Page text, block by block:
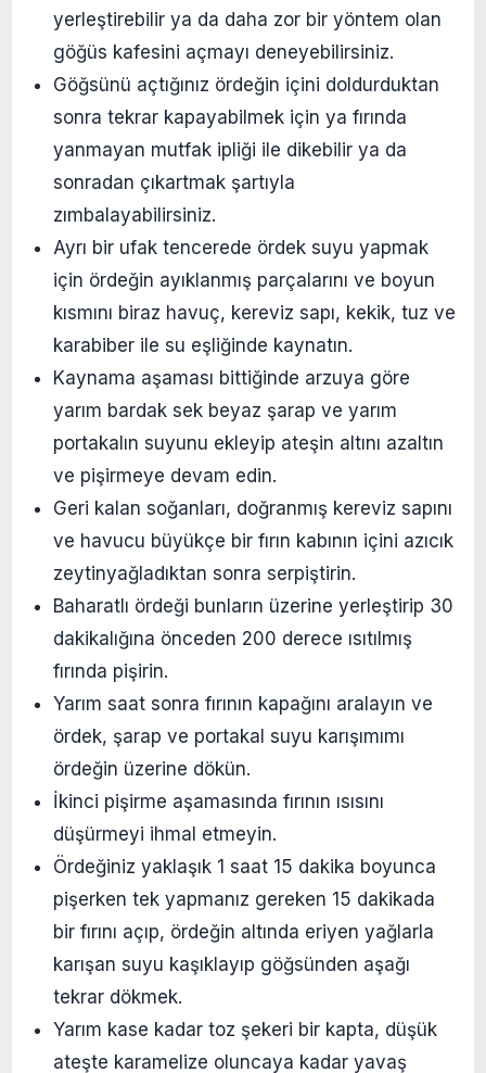
yerleştirebilir ya da daha zor bir yöntem olan
göğüs kafesini açmayı deneyebilirsiniz.
Göğsünü açtığınız ördeğin içini doldurduktan
sonra tekrar kapayabilmek için ya fırında
yanmayan mutfak ipliği ile dikebilir ya da
sonradan çıkartmak şartıyla
zımbalayabilirsiniz.
Ayrı bir ufak tencerede ördek suyu yapmak
için ördeğin ayıklanmış parçalarını ve boyun
kısmını biraz havuç, kereviz sapı, kekik, tuz ve
karabiber ile su eşliğinde kaynatın.
Kaynama aşaması bittiğinde arzuya göre
yarım bardak sek beyaz şarap ve yarım
portakalın suyunu ekleyip ateşin altını azaltın
ve pişirmeye devam edin.
Geri kalan soğanları, doğranmış kereviz sapını
ve havucu büyükçe bir fırın kabının içini azıcık
zeytinyağladıktan sonra serpiştirin.
Baharatlı ördeği bunların üzerine yerleştirip 30
dakikalığına önceden 200 derece ısıtılmış
fırında pişirin.
Yarım saat sonra fırının kapağını aralayın ve
ördek, şarap ve portakal suyu karışımımı
ördeğin üzerine dökün.
İkinci pişirme aşamasında fırının ısısını
düşürmeyi ihmal etmeyin.
Ördeğiniz yaklaşık 1 saat 15 dakika boyunca
pişerken tek yapmanız gereken 15 dakikada
bir fırını açıp, ördeğin altında eriyen yağlarla
karışan suyu kaşıklayıp göğsünden aşağı
tekrar dökmek.
Yarım kase kadar toz şekeri bir kapta, düşük
ateşte karamelize oluncaya kadar yavaş